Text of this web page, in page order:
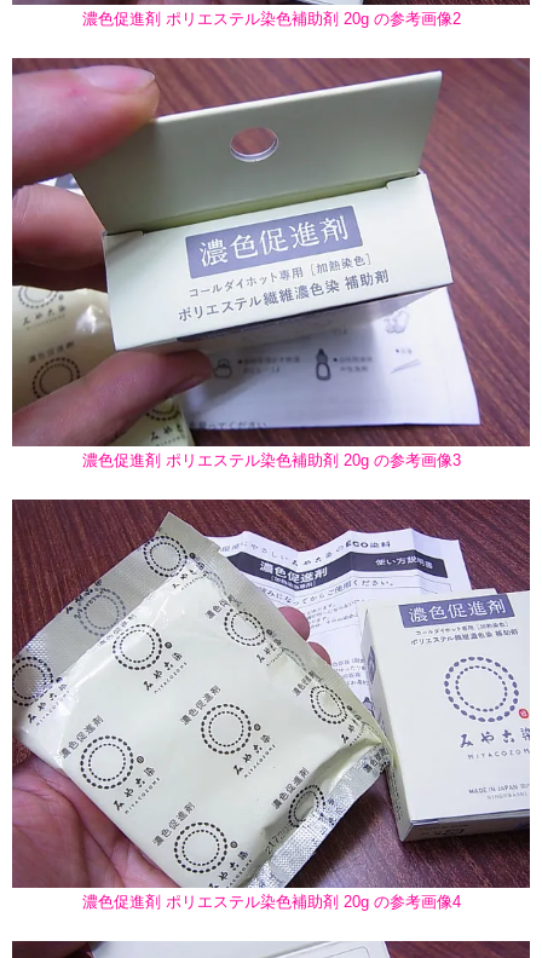
濃色促進剤 ポリエステル染色補助剤 20g の参考画像2
濃色促進剤 ポリエステル染色補助剤 20g の参考画像3
濃色促進剤 ポリエステル染色補助剤 20g の参考画像4